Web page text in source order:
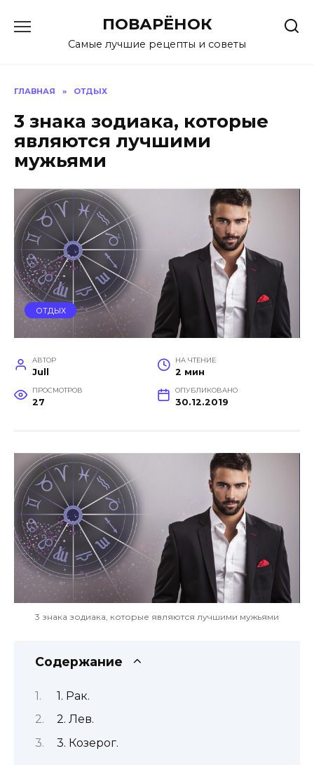
содержанию
ПОВАРЁНОК
Самые лучшие рецепты и советы
ГЛАВНАЯ » ОТДЫХ
3 знака зодиака, которые
являются лучшими
мужьями
ОТДЫХ
АВТОР
Jull
НА ЧТЕНИЕ
2 мин
ПРОСМОТРОВ
27
ОПУБЛИКОВАНО
30.12.2019
3 знака зодиака, которые являются лучшими мужьями
Содержание
1. Рак.
2. Лев.
3. Козерог.